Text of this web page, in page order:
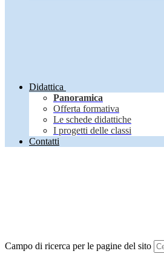
Didattica
Panoramica
Offerta formativa
Le schede didattiche
I progetti delle classi
Contatti
Campo di ricerca per le pagine del sito